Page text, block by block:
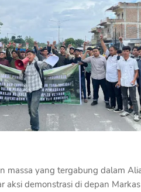
massa yang tergabung dalam
aksi demonstrasi di depan